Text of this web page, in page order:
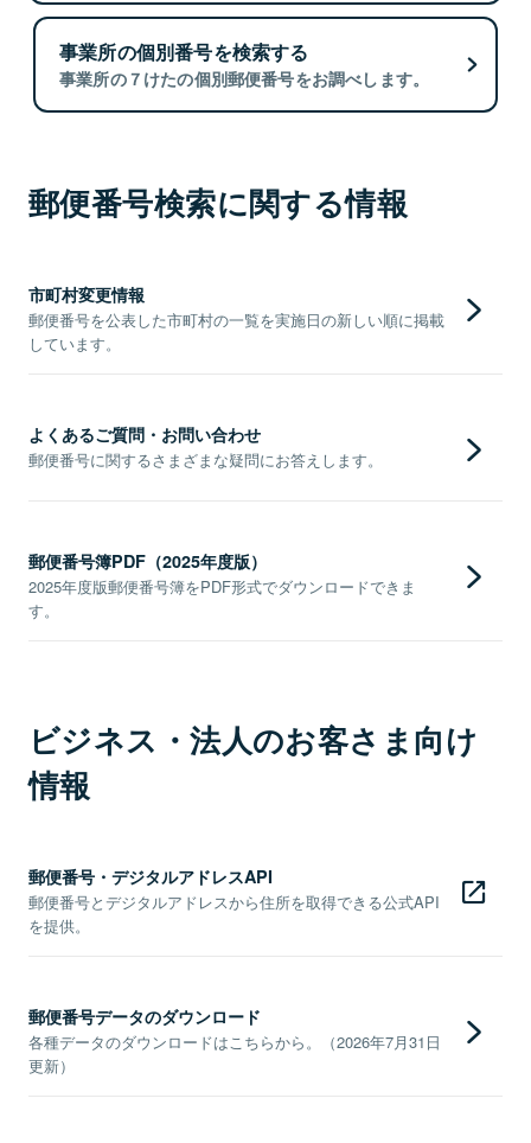
事業所の個別番号を検索する
事業所の７けたの個別郵便番号をお調べします。
郵便番号検索に関する情報
市町村変更情報
郵便番号を公表した市町村の一覧を実施日の新しい順に掲載
しています。
よくあるご質問・お問い合わせ
郵便番号に関するさまざまな疑問にお答えします。
郵便番号簿PDF（2025年度版）
2025年度版郵便番号簿をPDF形式でダウンロードできま
す。
ビジネス・法人のお客さま向け
情報
郵便番号・デジタルアドレスAPI
郵便番号とデジタルアドレスから住所を取得できる公式API
を提供。
郵便番号データのダウンロード
各種データのダウンロードはこちらから。（2026年7月31日
更新）